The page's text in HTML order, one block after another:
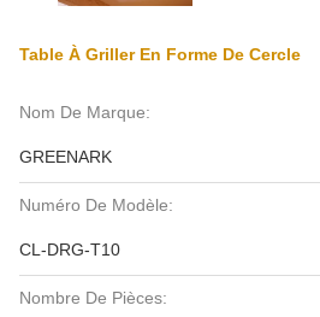
Table À Griller En Forme De Cercle
Nom De Marque:
GREENARK
Numéro De Modèle:
CL-DRG-T10
Nombre De Pièces: